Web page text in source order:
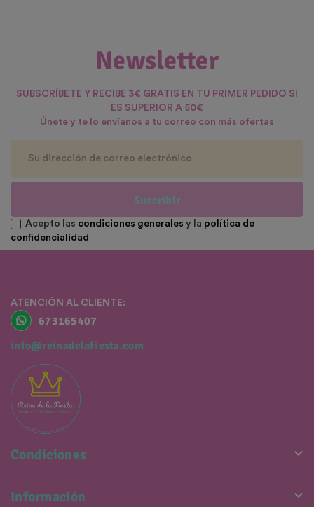
Newsletter
SUBSCRÍBETE Y RECIBE 3€ GRATIS EN TU PRIMER PEDIDO SI
ES SUPERIOR A 50€
Únete y te lo envíanos a tu correo con más ofertas
Suscribir
Acepto las condiciones generales y la política de
confidencialidad
ATENCIÓN AL CLIENTE:
673165407
info@reinadelafiesta.com
Condiciones 
Información 